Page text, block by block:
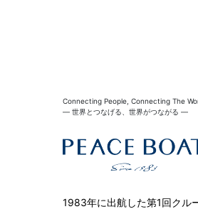
Connecting People, Connecting The
― 世界とつなげる、世界がつながる ―
1983年に出航した第1回クル